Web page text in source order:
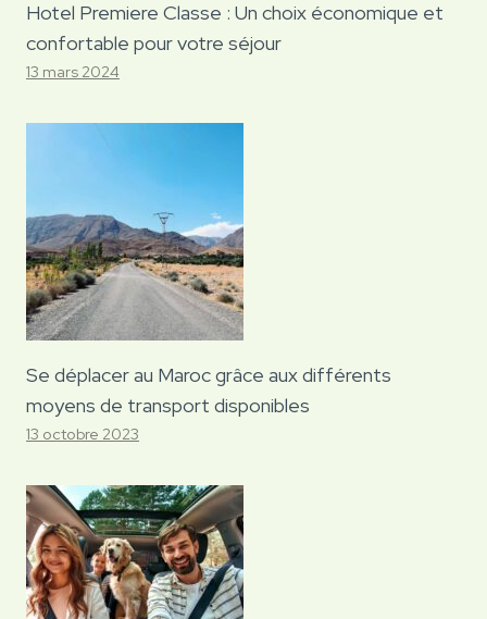
Hotel Premiere Classe : Un choix économique et
confortable pour votre séjour
13 mars 2024
Se déplacer au Maroc grâce aux différents
moyens de transport disponibles
13 octobre 2023